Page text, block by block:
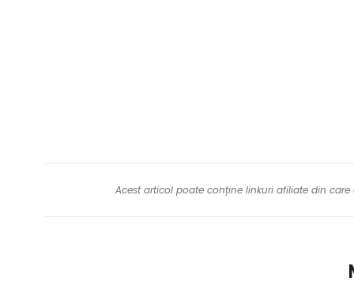
Acest articol poate conține linkuri afiliate din